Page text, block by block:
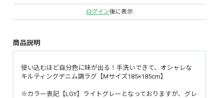
ログイン後に表示
商品説明
使い込むほど自分色に味が出る！手洗いできて、オシャレな
キルティングデニム調ラグ【Mサイズ185×185cm】
※カラー表記【LGY】ライトグレーとなっておりますが、グレ